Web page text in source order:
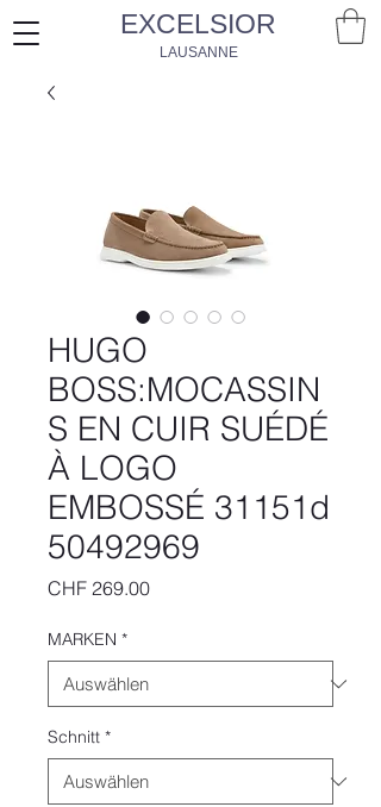
EXCELSIOR
LAUSANNE
HUGO
BOSS:MOCASSIN
S EN CUIR SUÉDÉ
À LOGO
EMBOSSÉ 31151d
50492969
CHF 269.00Preis
MARKEN *
Schnitt *